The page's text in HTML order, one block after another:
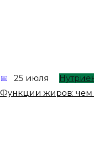
25 июля
Функции жиров: чем